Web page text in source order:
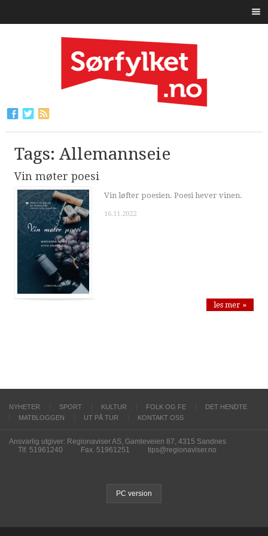
Tags: Allemannseie
Vin møter poesi
Vin løfter poesien. Poesi hever vinen.
16.11.2022
les mer »
NYHETER SPORT KULTUR FOLK OG FE
DET HENDTE
MATBLOGGEN
UT PÅ TUR KONTAKT OSS
Ansvarlig utgiver: Regionaviser AS, Gamleveien 87, 4315 Sandnes
Tlf. 51961240
Fax. 51961251 tips@regionaviser.no
PC version